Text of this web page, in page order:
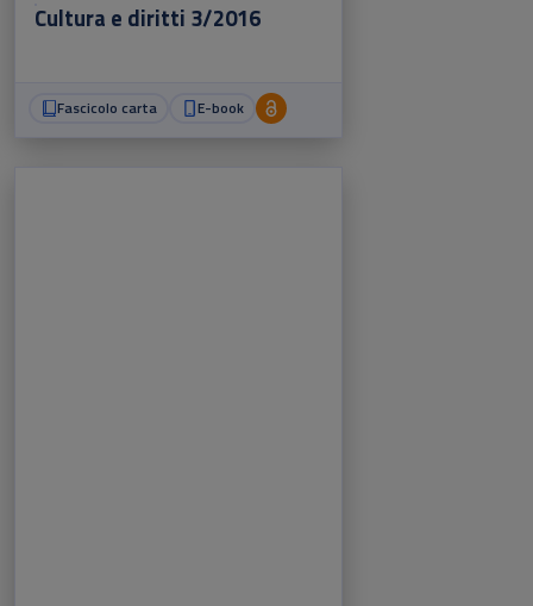
Cultura e diritti 3/2016
Fascicolo carta E-book